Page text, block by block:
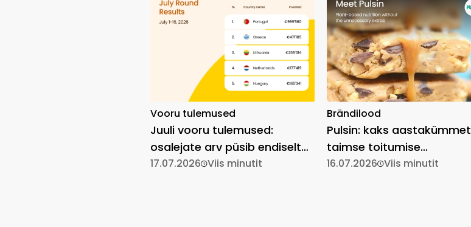
Vooru tulemused
Juuli vooru tulemused:
osalejate arv püsib endiselt
kõrgel
17.07.2026 Viis minutit
Brändilood
Pulsin: kaks aastakümmet
taimse toitumise
lihtsustamist
16.07.2026 Viis minutit